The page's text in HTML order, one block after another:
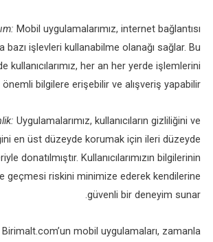
Mobil uygulamalarımız, internet bağlantısı
bazı işlevleri kullanabilme olanağı sağlar. Bu
kullanıcılarımız, her an her yerde işlemlerini
bilgilere erişebilir ve alışveriş yapabilir.
Uygulamalarımız, kullanıcıların gizliliğini ve
en üst düzeyde korumak için ileri düzeyde
donatılmıştır. Kullanıcılarımızın bilgilerinin
geçmesi riskini minimize ederek kendilerine
güvenli bir deneyim sunar.
Birimalt.com’un mobil uygulamaları, zamanla